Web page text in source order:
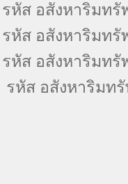
รหัส อสังหาริมทรั
รหัส อสังหาริมทรั
รหัส อสังหาริมทรั
รหัส อสังหาริมท